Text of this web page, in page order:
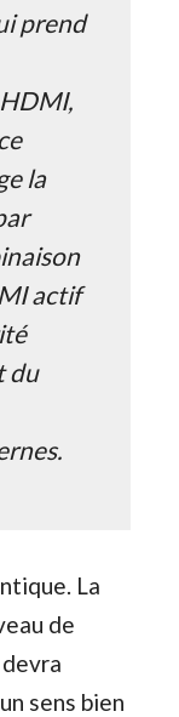
prend
la
actif
du
La
de
sens bien